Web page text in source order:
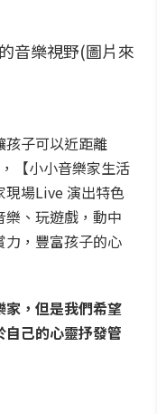
音樂視野(圖片來
孩子可以近距離
【小小音樂家生活
現場Live 演出特色
、玩遊戲，動中
力，豐富孩子的心
家，但是我們希望
己的心靈抒發管